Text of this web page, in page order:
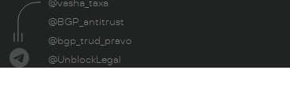
@vasha_taxa
@BGP_antitrust
@bgp_trud_pravo
@UnblockLegal